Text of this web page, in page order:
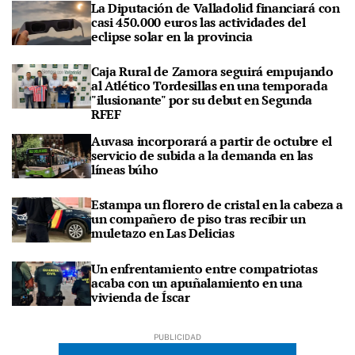
La Diputación de Valladolid financiará con
casi 450.000 euros las actividades del
eclipse solar en la provincia
Caja Rural de Zamora seguirá empujando
al Atlético Tordesillas en una temporada
"ilusionante" por su debut en Segunda
RFEF
Auvasa incorporará a partir de octubre el
servicio de subida a la demanda en las
líneas búho
Estampa un florero de cristal en la cabeza a
un compañero de piso tras recibir un
muletazo en Las Delicias
Un enfrentamiento entre compatriotas
acaba con un apuñalamiento en una
vivienda de Íscar